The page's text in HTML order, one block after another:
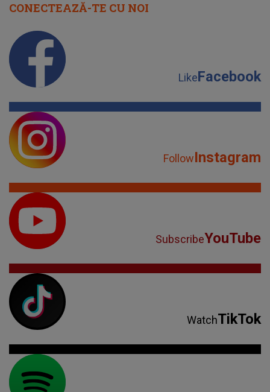
CONECTEAZĂ-TE CU NOI
LikeFacebook
FollowInstagram
SubscribeYouTube
WatchTikTok